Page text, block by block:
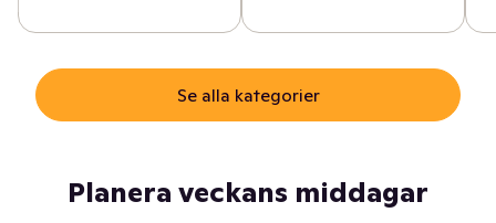
Se alla kategorier
Planera veckans middagar